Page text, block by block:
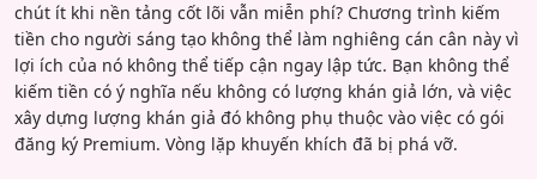
chút ít khi nền tảng cốt lõi vẫn miễn phí? Chương trình kiếm
tiền cho người sáng tạo không thể làm nghiêng cán cân này vì
lợi ích của nó không thể tiếp cận ngay lập tức. Bạn không thể
kiếm tiền có ý nghĩa nếu không có lượng khán giả lớn, và việc
xây dựng lượng khán giả đó không phụ thuộc vào việc có gói
đăng ký Premium. Vòng lặp khuyến khích đã bị phá vỡ.